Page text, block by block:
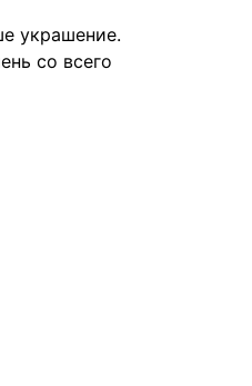
украшение.
со всего